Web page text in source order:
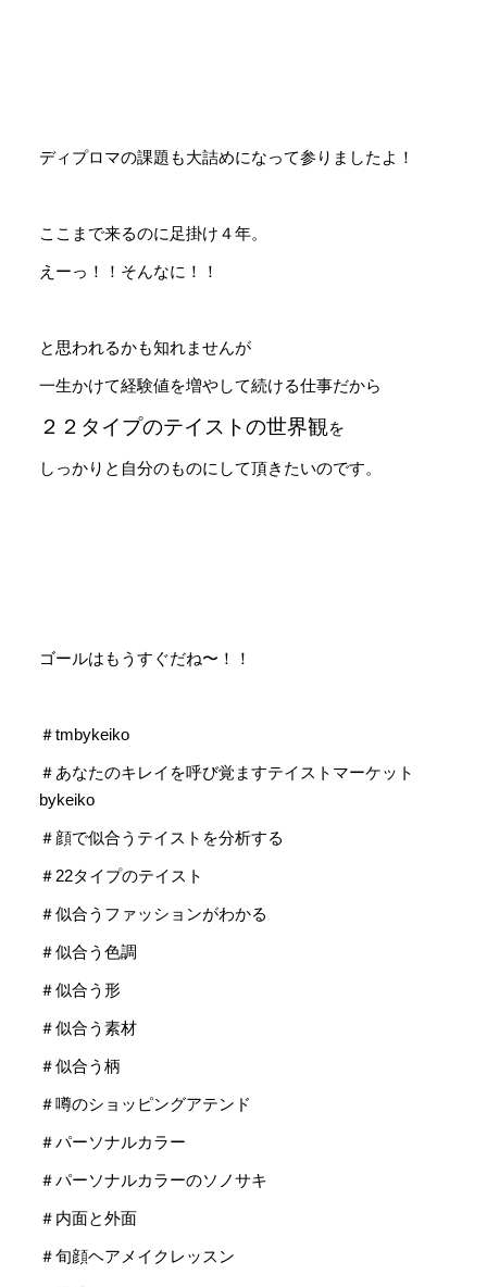
ディプロマの課題も大詰めになって参りましたよ！
ここまで来るのに足掛け４年。
えーっ！！そんなに！！
と思われるかも知れませんが
一生かけて経験値を増やして続ける仕事だから
２２タイプのテイストの世界観を
しっかりと自分のものにして頂きたいのです。
ゴールはもうすぐだね〜！！
＃tmbykeiko
＃あなたのキレイを呼び覚ますテイストマーケット
bykeiko
＃顔で似合うテイストを分析する
＃22タイプのテイスト
＃似合うファッションがわかる
＃似合う色調
＃似合う形
＃似合う素材
＃似合う柄
＃噂のショッピングアテンド
＃パーソナルカラー
＃パーソナルカラーのソノサキ
＃内面と外面
＃旬顔ヘアメイクレッスン